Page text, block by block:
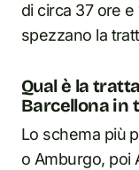
di circa 37 ore
spezzano la
Qual è la
Barcellona in
Lo schema più
o Amburgo, poi